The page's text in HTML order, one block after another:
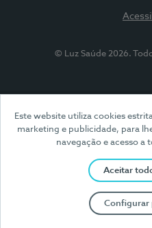
Este website utiliza cookies
marketing e publicidade, para
navegação e acesso a
Aceitar
Configurar
© Luz Saúde 2026.